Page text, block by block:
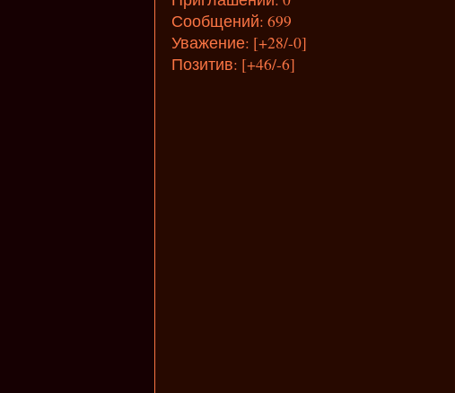
Сообщений: 699
Уважение: [+28/-0]
Позитив: [+46/-6]